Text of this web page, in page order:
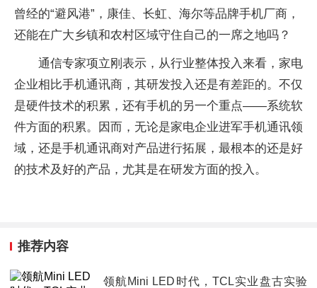
曾经的“避风港”，康佳、长虹、海尔等品牌手机厂商，
还能在广大乡镇和农村区域守住自己的一席之地吗？
通信专家项立刚表示，从行业整体投入来看，家电
企业相比手机通讯商，其研发投入还是有差距的。不仅
是硬件技术的积累，还有手机的另一个重点——系统软
件方面的积累。因而，无论是家电企业进军手机通讯领
域，还是手机通讯商对产品进行拓展，最根本的还是好
的技术及好的产品，尤其是在研发方面的投入。
推荐内容
领航Mini LED时代，TCL实业盘古实验